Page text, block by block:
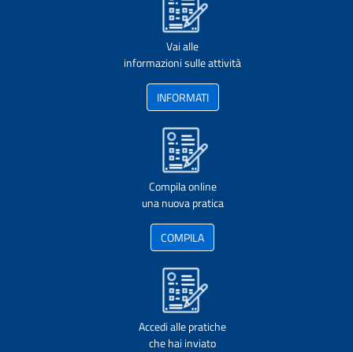
Vai alle
informazioni sulle attività
INFORMATI
Compila online
una nuova pratica
COMPILA
Accedi alle pratiche
che hai inviato